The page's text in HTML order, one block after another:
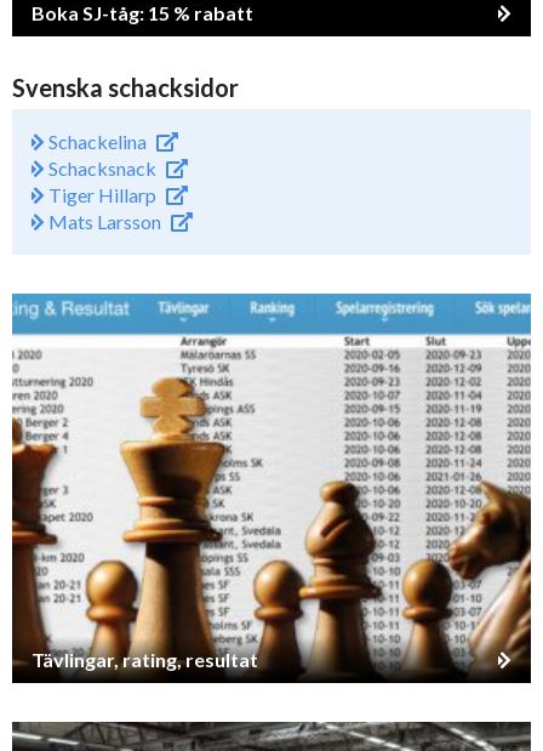
Boka SJ-tåg: 15 % rabatt
Svenska schacksidor
Schackelina
Schacksnack
Tiger Hillarp
Mats Larsson
Tävlingar, rating, resultat